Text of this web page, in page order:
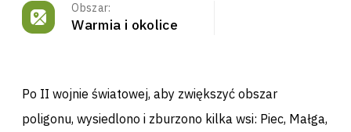
Obszar:
Warmia i okolice
Po II wojnie światowej, aby zwiększyć obszar
poligonu, wysiedlono i zburzono kilka wsi: Piec, Małga,